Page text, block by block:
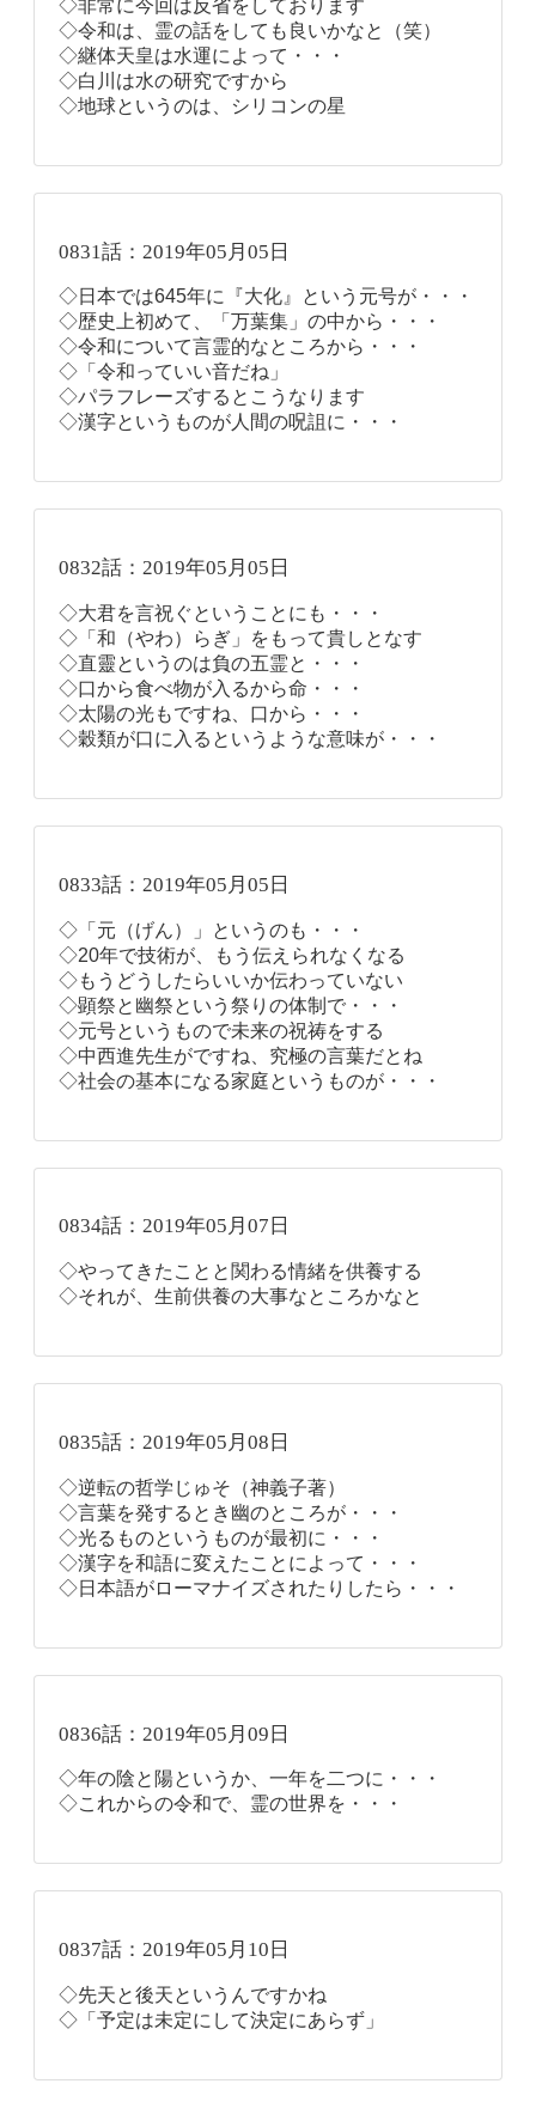
◇非常に今回は反省をしております
◇令和は、霊の話をしても良いかなと（笑）
◇継体天皇は水運によって・・・
◇白川は水の研究ですから
◇地球というのは、シリコンの星
0831話：2019年05月05日
◇日本では645年に『大化』という元号が・・・
◇歴史上初めて、「万葉集」の中から・・・
◇令和について言霊的なところから・・・
◇「令和っていい音だね」
◇パラフレーズするとこうなります
◇漢字というものが人間の呪詛に・・・
0832話：2019年05月05日
◇大君を言祝ぐということにも・・・
◇「和（やわ）らぎ」をもって貴しとなす
◇直靈というのは負の五霊と・・・
◇口から食べ物が入るから命・・・
◇太陽の光もですね、口から・・・
◇穀類が口に入るというような意味が・・・
0833話：2019年05月05日
◇「元（げん）」というのも・・・
◇20年で技術が、もう伝えられなくなる
◇もうどうしたらいいか伝わっていない
◇顕祭と幽祭という祭りの体制で・・・
◇元号というもので未来の祝祷をする
◇中西進先生がですね、究極の言葉だとね
◇社会の基本になる家庭というものが・・・
0834話：2019年05月07日
◇やってきたことと関わる情緒を供養する
◇それが、生前供養の大事なところかなと
0835話：2019年05月08日
◇逆転の哲学じゅそ（神義子著）
◇言葉を発するとき幽のところが・・・
◇光るものというものが最初に・・・
◇漢字を和語に変えたことによって・・・
◇日本語がローマナイズされたりしたら・・・
0836話：2019年05月09日
◇年の陰と陽というか、一年を二つに・・・
◇これからの令和で、霊の世界を・・・
0837話：2019年05月10日
◇先天と後天というんですかね
◇「予定は未定にして決定にあらず」